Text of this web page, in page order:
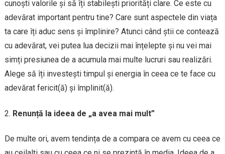
cunoști valorile și să îți stabilești priorități clare. Ce este cu
adevărat important pentru tine? Care sunt aspectele din viața
ta care îți aduc sens și împlinire? Atunci când știi ce contează
cu adevărat, vei putea lua decizii mai înțelepte și nu vei mai
simți presiunea de a acumula mai multe lucruri sau realizări.
Alege să îți investești timpul și energia în ceea ce te face cu
adevărat fericit(ă) și împlinit(ă).
Renunță la ideea de „a avea mai mult”
De multe ori, avem tendința de a compara ce avem cu ceea ce